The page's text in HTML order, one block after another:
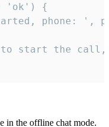
'ok') {
phone: ',
start the
in the offline chat mode.